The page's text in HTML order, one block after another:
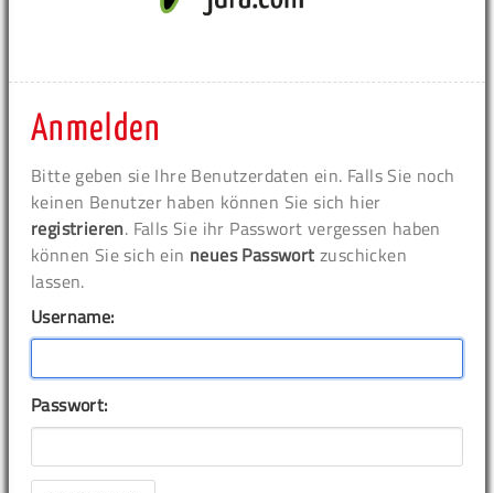
Anmelden
Bitte geben sie Ihre Benutzerdaten ein. Falls Sie noch
keinen Benutzer haben können Sie sich hier
registrieren. Falls Sie ihr Passwort vergessen haben
können Sie sich ein neues Passwort zuschicken
lassen.
Username:
Passwort: